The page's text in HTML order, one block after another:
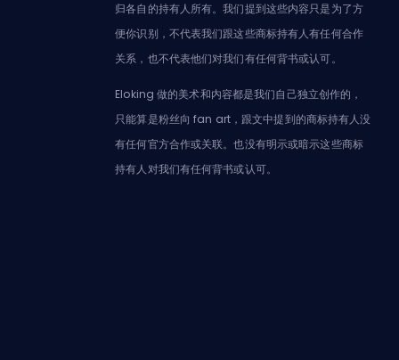
归各自的持有人所有。我们提到这些内容只是为了方
便你识别，不代表我们跟这些商标持有人有任何合作
关系，也不代表他们对我们有任何背书或认可。
Eloking 做的美术和内容都是我们自己独立创作的，
只能算是粉丝向 fan art，跟文中提到的商标持有人没
有任何官方合作或关联。也没有明示或暗示这些商标
持有人对我们有任何背书或认可。